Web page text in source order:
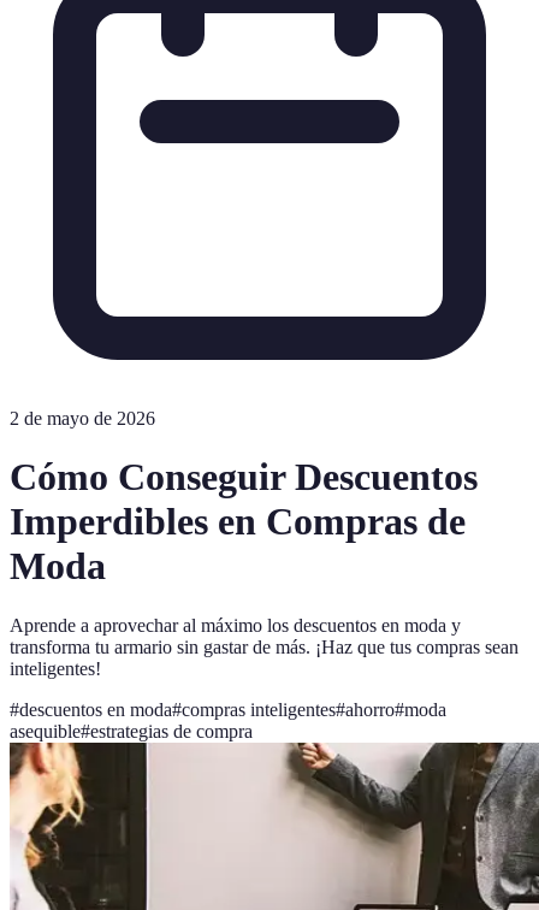
2 de mayo de 2026
Cómo Conseguir Descuentos
Imperdibles en Compras de
Moda
Aprende a aprovechar al máximo los descuentos en moda y
transforma tu armario sin gastar de más. ¡Haz que tus compras sean
inteligentes!
#descuentos en moda#compras inteligentes#ahorro#moda
asequible#estrategias de compra